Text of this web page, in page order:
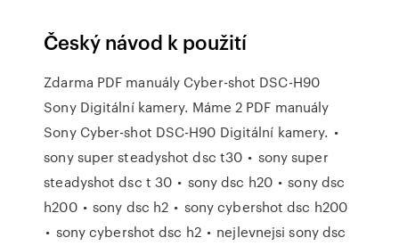
Český návod k použití
Zdarma PDF manuály Cyber-shot DSC-H90
Sony Digitální kamery. Máme 2 PDF manuály
Sony Cyber-shot DSC-H90 Digitální kamery. •
sony super steadyshot dsc t30 • sony super
steadyshot dsc t 30 • sony dsc h20 • sony dsc
h200 • sony dsc h2 • sony cybershot dsc h200
• sony cybershot dsc h2 • nejlevnejsi sony dsc